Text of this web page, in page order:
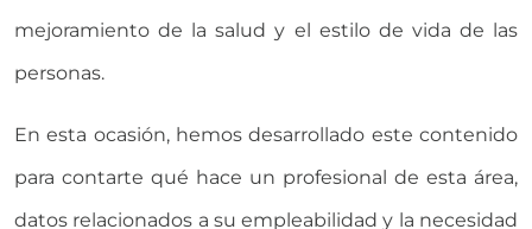
mejoramiento de la salud y el estilo de vida de las
personas.
En esta ocasión, hemos desarrollado este contenido
para contarte qué hace un profesional de esta área,
datos relacionados a su empleabilidad y la necesidad